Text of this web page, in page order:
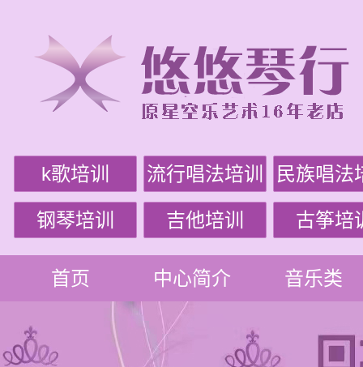
k歌培训 流行唱法培训 民族唱法
钢琴培训 吉他培训 古筝培
首页 中心简介 音乐类